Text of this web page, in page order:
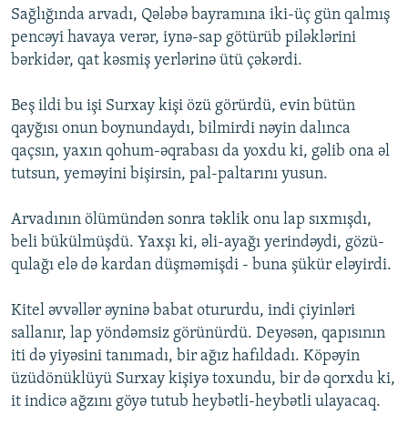
Sağlığında arvadı, Qələbə bayramına iki-üç gün qalmış
pencəyi havaya verər, iynə-sap götürüb piləklərini
bərkidər, qat kəsmiş yerlərinə ütü çəkərdi.
Beş ildi bu işi Surxay kişi özü görürdü, evin bütün
qayğısı onun boynundaydı, bilmirdi nəyin dalınca
qaçsın, yaxın qohum-əqrabası da yoxdu ki, gəlib ona əl
tutsun, yeməyini bişirsin, pal-paltarını yusun.
Arvadının ölümündən sonra təklik onu lap sıxmışdı,
beli bükülmüşdü. Yaxşı ki, əli-ayağı yerindəydi, gözü-
qulağı elə də kardan düşmə­mişdi - buna şükür eləyirdi.
Kitel əvvəllər əyninə babat otururdu, indi çiyinləri
sallanır, lap yöndəmsiz görünürdü. Deyəsən, qapısının
iti də yiyəsini tanımadı, bir ağız hafıldadı. Köpəyin
üzüdönüklüyü Surxay kişiyə toxundu, bir də qorxdu ki,
it indicə ağzını göyə tutub heybətli-heybətli ulayacaq.